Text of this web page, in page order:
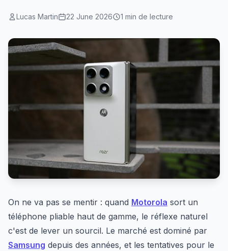
Lucas Martin 22 June 2026 1 min de lecture
On ne va pas se mentir : quand Motorola sort un
téléphone pliable haut de gamme, le réflexe naturel
c'est de lever un sourcil. Le marché est dominé par
Samsung depuis des années, et les tentatives pour le